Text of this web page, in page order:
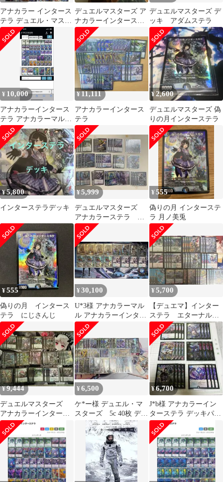
アナカラー インタース
テラ デュエル・マスタ
ーズ
デュエルマスターズ ア
ナカラーインターステ
ラデッキ
デュエルマスターズ デ
ッキ アダムステラ
¥ 10,000
アナカラーインタース
テラ アナカラーマルル
デュエルマスターズデ
ッキ販売オマケ有
¥11,111
アナカラーインタース
テラ
¥2,600
デュエルマスターズ 偽
りの月インターステラ
¥5,800
インターステラデッキ
¥5,999
デュエルマスターズ
アナカラーステラ ア
ナカラーマルル デッ
キ おまけ付き
¥555
偽りの月 インターステ
ラ 月ノ美兎
¥555
偽りの月 インタース
テラ にじさんじ
¥30,100
U*3様 アナカラーマル
ル アナカラーインター
ステラ デッキパーツ
¥5,700
【デュエマ】インター
ステラ エターナルソ
ードデッキ 青黒ラン
デス
¥9,444
デュエルマスターズ
アナカラーインタース
テラ
¥6,500
ケ*ー様 デュエル・マ
スターズ 5c 40枚 デッ
キ 超次元 パーツ3枚
付き
¥6,700
J*b様 アナカラーイン
ターステラ デッキパー
ツ一式